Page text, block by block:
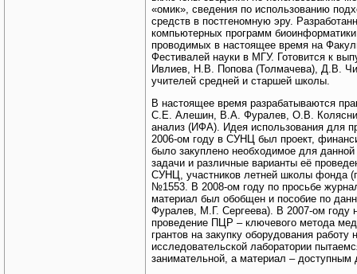
«омик», сведения по использованию
средств в постгеномную эру.
компьютерных программ
проводимых в настоящее время на
Фестивалей науки в МГУ. Готовится к
Ивлиев, Н.В. Попова (Толмачева), Д.В.
учителей средней и старшей школы.
В настоящее время разрабатываются
С.Е. Алешин, В.А. Фуралев, О.В.
анализ (ИФА). Идея использования для
2006-ом году в СУНЦ был проект,
было закуплено необходимое для
задачи и различные варианты её
СУНЦ, участников летней школы фонда
№1553. В 2008-ом году по просьбе
материал был обобщен и пособие по
Фуралев, М.Г. Сергеева). В 2007-ом году
проведение ПЦР – ключевого метода
грантов на закупку оборудования
исследовательской лаборатории
занимательной, а материал – доступным